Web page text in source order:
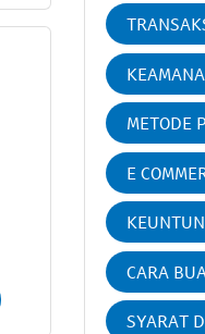
METODE
E
CARA
SYARAT